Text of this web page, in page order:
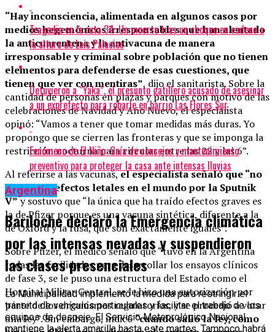
“Hay inconsciencia, alimentada en algunos casos por
medios hegemónicos irresponsables que han alentado
la anticuarentena y la antivacuna de manera
irresponsable y criminal sobre población que no tienen
elementos para defenderse de esas cuestiones, que
tienen que ver con mentiras”, dijo el sanitarista. Sobre la
cantidad de personas en plazas y parques con motivo de las
celebraciones de Navidad y Año Nuevo, el especialista
opinó: “Vamos a tener que tomar medidas más duras. Yo
propongo que se cierren las fronteras y que se imponga la
restricción nocturna para circular entre las 22 y las 6”.
Al referirse a las vacunas,el especialista señaló que “no
ha habido efectos letales en el mundo por la Sputnik
V”y sostuvo que “la única que ha traído efectos graves es
la de Pfizer porque es una vacuna sintética, diferente a la
de Oxford y la rusa, que son exactamente iguales”.
Sobre Pfizer, el médico señaló que “tuvo en la Argentina
todas las facilidades para desarrollar los ensayos clínicos
de fase 3, se le puso una estructura del Estado como el
Hospital Militar Central, se le hizo una autorización por
parte de los organismos regulatorios, y se procedió a votar
una ley”. Sin embargo, indicó“cuando salió la ley, como
Tragedia en la ruta 34: Un muerto tras un choque en cadena a
la altura de Luis Palacios
Detuvieron a “Yaka”, el presunto gatillero acusado de asesinar
a un exprefecto para robarle en barrio Las Flores Sur
Fenómeno de El Niño: Guía de consejos y mantenimiento
preventivo para proteger la casa ante intensas lluvias
Argentina
Bariloche declaró la Emergencia climática
por las intensas nevadas y suspendieron
las clases presenciales
La Municipalidad implementó la medida para restringir el
tránsito de vehículos particulares y facilitar el trabajo de los
equipos de despeje. El Servicio Meteorológico Nacional
mantiene la alerta amarilla hasta este martes. Tampoco habrá